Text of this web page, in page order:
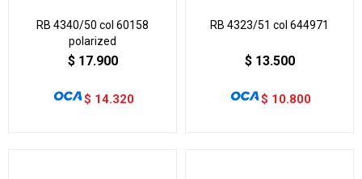
RB 4340/50 col 60158
polarized
$ 17.900
$ 14.320
RB 4323/51 col 644971
$ 13.500
$ 10.800